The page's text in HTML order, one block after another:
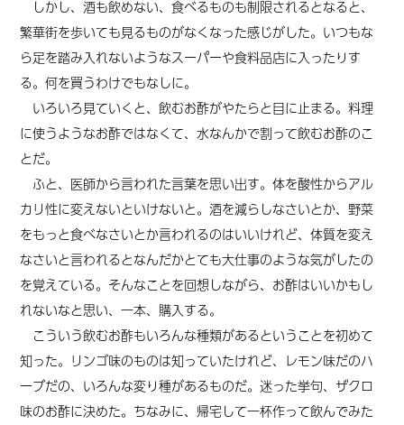
しかし、酒も飲めない、食べるものも制限されるとなると、
繁華街を歩いても見るものがなくなった感じがした。いつもな
ら足を踏み入れないようなスーパーや食料品店に入ったりす
る。何を買うわけでもなしに。
いろいろ見ていくと、飲むお酢がやたらと目に止まる。料理
に使うようなお酢ではなくて、水なんかで割って飲むお酢のこ
とだ。
ふと、医師から言われた言葉を思い出す。体を酸性からアル
カリ性に変えないといけないと。酒を減らしなさいとか、野菜
をもっと食べなさいとか言われるのはいいけれど、体質を変え
なさいと言われるとなんだかとても大仕事のような気がしたの
を覚えている。そんなことを回想しながら、お酢はいいかもし
れないなと思い、一本、購入する。
こういう飲むお酢もいろんな種類があるということを初めて
知った。リンゴ味のものは知っていたけれど、レモン味だのハ
ーブだの、いろんな変り種があるものだ。迷った挙句、ザクロ
味のお酢に決めた。ちなみに、帰宅して一杯作って飲んでみた